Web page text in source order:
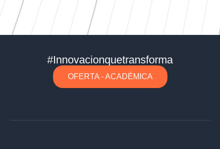
#Innovacionquetransforma
OFERTA - ACADÉMICA